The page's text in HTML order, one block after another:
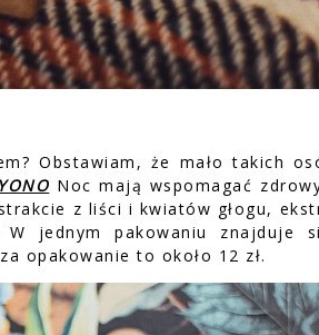
Obstawiam, że mało takich
Noc mają wspomagać
z liści i kwiatów głogu,
jednym pakowaniu znajduje
opakowanie to około 12 zł.